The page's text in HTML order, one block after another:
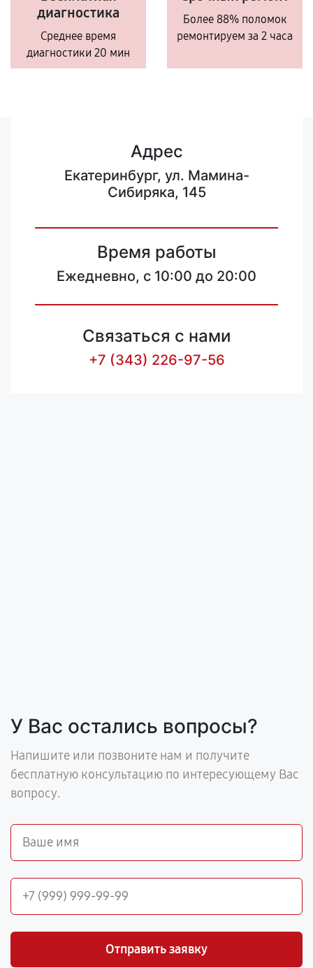
диагностика
Среднее время
диагностики 20 мин
Более 88% поломок
ремонтируем за 2 часа
Адрес
Екатеринбург, ул. Мамина-
Сибиряка, 145
Время работы
Ежедневно, с 10:00 до 20:00
Связаться с нами
+7 (343) 226-97-56
У Вас остались вопросы?
Напишите или позвоните нам и получите
бесплатную консультацию по интересующему Вас
вопросу.
Отправить заявку